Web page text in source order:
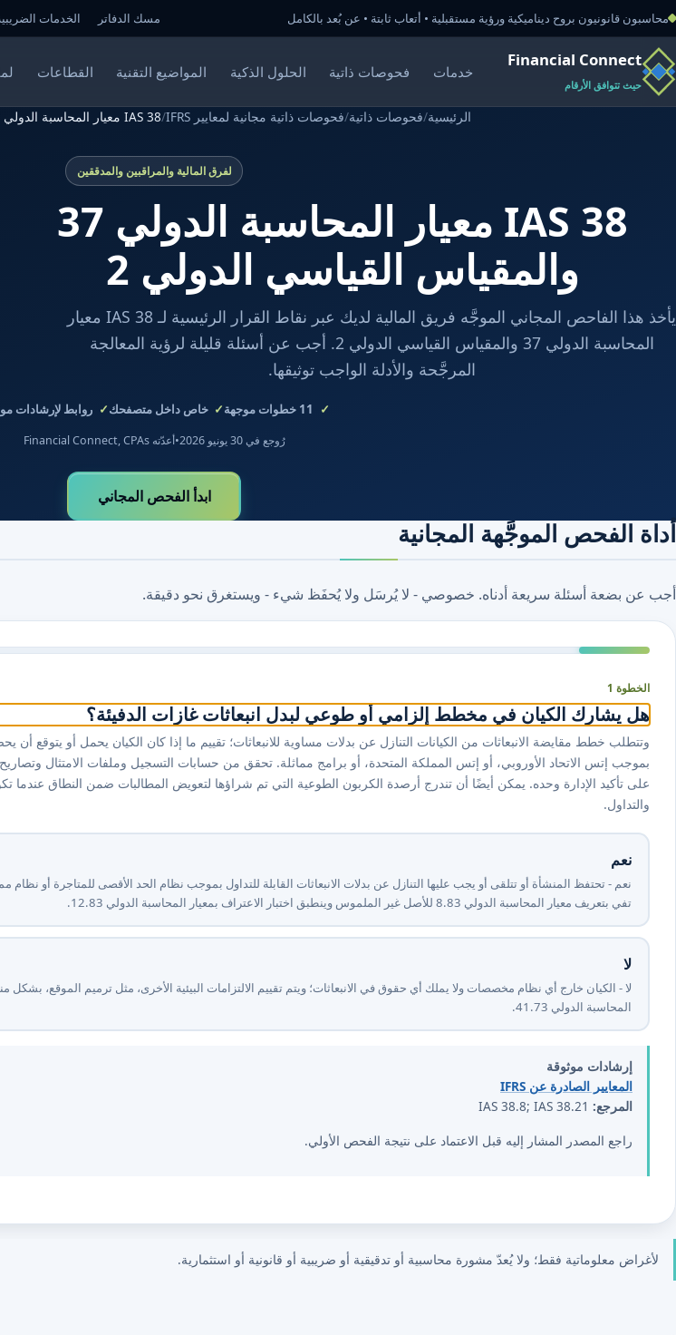
محاسبون قانونيون بروح ديناميكية ورؤية مستقبلية • أتعاب ثابتة • عن بُعد بالكامل مسك الدفاتر الخدمات
Financial Connect
حيث تتوافق الأرقام
خدمات فحوصات ذاتية الحلول الذكية المواضيع التقنية القطاعات
الرئيسية/فحوصات ذاتية/فحوصات ذاتية مجانية لمعايير IFRS /IAS 38 معيار المحاسبة الدولي 37 والمقياس القياسي الدولي 2
لفرق المالية والمراقبين والمدققين
IAS 38 معيار المحاسبة الدولي 37
والمقياس القياسي الدولي 2
يأخذ هذا الفاحص المجاني الموجَّه فريق المالية لديك عبر نقاط القرار الرئيسية لـ IAS 38 معيار
المحاسبة الدولي 37 والمقياس القياسي الدولي 2. أجب عن أسئلة قليلة لرؤية المعالجة
المرجَّحة والأدلة الواجب توثيقها.
11 خطوات موجهة خاص داخل متصفحك روابط لإرشادات
رُوجع في 30 يونيو 2026 •أعدّته Financial Connect, CPAs
ابدأ الفحص المجاني
أداة الفحص الموجَّهة المجانية
أجب عن بضعة أسئلة سريعة أدناه. خصوصي - لا يُرسَل ولا يُحفَظ شيء - ويستغرق نحو دقيقة.
الخطوة 1
هل يشارك الكيان في مخطط إلزامي أو طوعي لبدل انبعاثات غازات الدفيئة؟
وتتطلب خطط مقايضة الانبعاثات من الكيانات التنازل عن بدلات مساوية للانبعاثات؛ تقييم ما إذا كان الكيان يحمل أو يتوقع أن
بموجب إتس الاتحاد الأوروبي، أو إتس المملكة المتحدة، أو برامج مماثلة. تحقق من حسابات التسجيل وملفات الامتثال وتصاريح
على تأكيد الإدارة وحده. يمكن أيضًا أن تندرج أرصدة الكربون الطوعية التي تم شراؤها لتعويض المطالبات ضمن النطاق عندما
والتداول.
نعم
نعم - تحتفظ المنشأة أو تتلقى أو يجب عليها التنازل عن بدلات الانبعاثات القابلة للتداول بموجب نظام الحد الأقصى للمتاجرة أو نظام
تفي بتعريف معيار المحاسبة الدولي ⁦38⁩.⁦8⁩ للأصل غير الملموس وينطبق اختبار الاعتراف بمعيار المحاسبة الدولي ⁦38⁩.⁦21⁩.
لا
لا - الكيان خارج أي نظام مخصصات ولا يملك أي حقوق في الانبعاثات؛ ويتم تقييم الالتزامات البيئية الأخرى، مثل ترميم الموقع،
المحاسبة الدولي ⁦37⁩.⁦14⁩.
إرشادات موثوقة
المعايير الصادرة عن IFRS
المرجع:
راجع المصدر المشار إليه قبل الاعتماد على نتيجة الفحص الأولي.
لأغراض معلوماتية فقط؛ ولا يُعدّ مشورة محاسبية أو تدقيقية أو ضريبية أو قانونية أو استثمارية.